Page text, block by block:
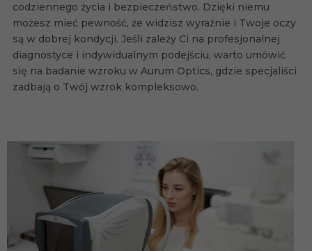
codziennego życia i bezpieczeństwo. Dzięki niemu
możesz mieć pewność, że widzisz wyraźnie i Twoje oczy
są w dobrej kondycji. Jeśli zależy Ci na profesjonalnej
diagnostyce i indywidualnym podejściu, warto umówić
się na badanie wzroku w Aurum Optics, gdzie specjaliści
zadbają o Twój wzrok kompleksowo.